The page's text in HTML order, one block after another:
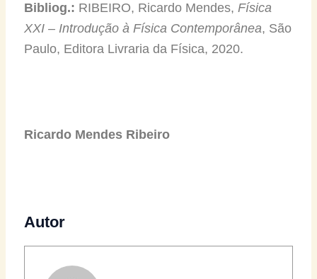
Bibliog.: RIBEIRO, Ricardo Mendes, Física
XXI – Introdução à Física Contemporânea, São
Paulo, Editora Livraria da Física, 2020.
Ricardo Mendes Ribeiro
Autor